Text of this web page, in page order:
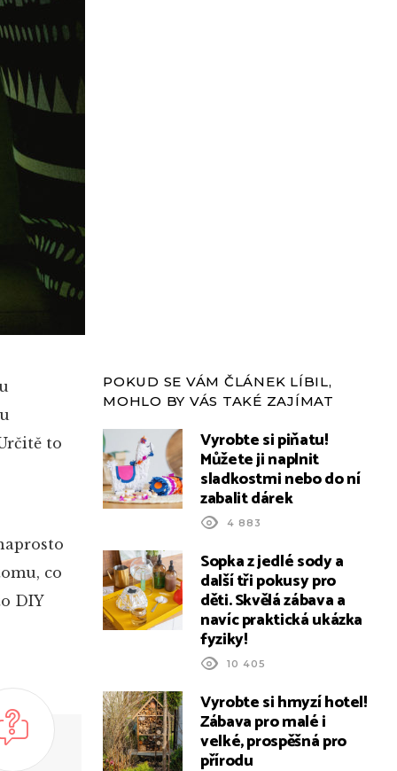
to
co
DIY
POKUD SE VÁM ČLÁNEK LÍBIL,
MOHLO BY VÁS TAKÉ ZAJÍMAT
Vyrobte si piňatu!
Můžete ji naplnit
sladkostmi nebo do ní
zabalit dárek
4 883
Sopka z jedlé sody a
další tři pokusy pro
děti. Skvělá zábava a
navíc praktická ukázka
fyziky!
10 405
Vyrobte si hmyzí hotel!
Zábava pro malé i
velké, prospěšná pro
přírodu